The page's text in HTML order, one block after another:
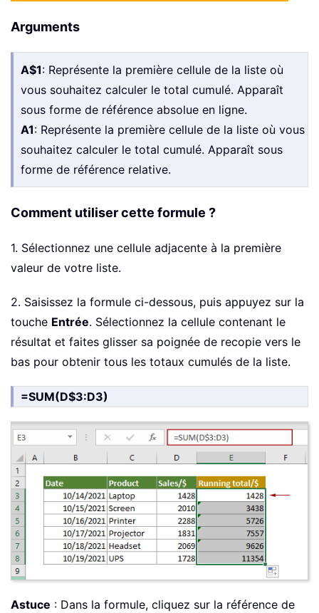
Arguments
A$1: Représente la première cellule de la liste où
vous souhaitez calculer le total cumulé. Apparaît
sous forme de référence absolue en ligne.
A1: Représente la première cellule de la liste où vous
souhaitez calculer le total cumulé. Apparaît sous
forme de référence relative.
Comment utiliser cette formule ?
1. Sélectionnez une cellule adjacente à la première
valeur de votre liste.
2. Saisissez la formule ci-dessous, puis appuyez sur la
touche Entrée. Sélectionnez la cellule contenant le
résultat et faites glisser sa poignée de recopie vers le
bas pour obtenir tous les totaux cumulés de la liste.
=SUM(D$3:D3)
Astuce : Dans la formule, cliquez sur la référence de